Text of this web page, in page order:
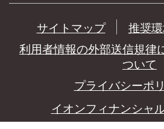
サイトマップ 推奨
利用者情報の外部送信規律
ついて
プライバシーポ
イオンフィナンシャ